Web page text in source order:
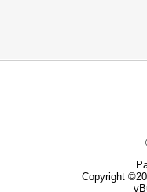
Copyright